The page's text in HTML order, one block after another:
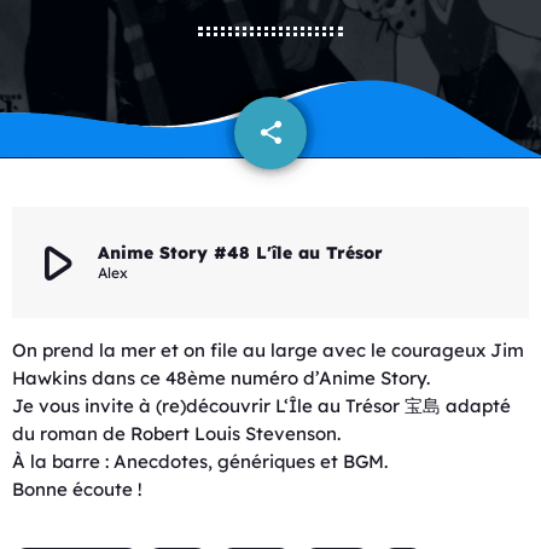
share
email
play_arrow Anime Story #48 L'île au Trésor
Alex
On prend la mer et on file au large avec le courageux Jim
Hawkins dans ce 48ème numéro d’Anime Story.
Je vous invite à (re)découvrir L‘Île au Trésor 宝島 adapté
du roman de Robert Louis Stevenson.
À la barre : Anecdotes, génériques et BGM.
Bonne écoute !